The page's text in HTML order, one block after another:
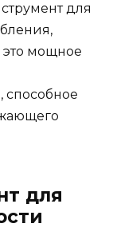
для
мощное
способное
для